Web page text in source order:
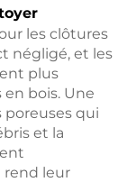
les clôtures
négligé, et les
plus
bois. Une
poreuses qui
et la
rend leur